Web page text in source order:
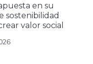
en su
sostenibilidad
valor social